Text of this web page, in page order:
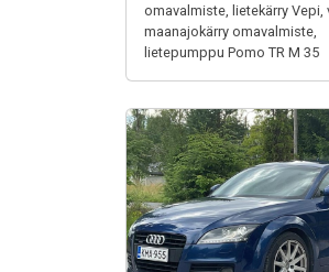
omavalmiste, lietekärry Vepi,
maanajokärry omavalmiste,
lietepumppu Pomo TR M 35